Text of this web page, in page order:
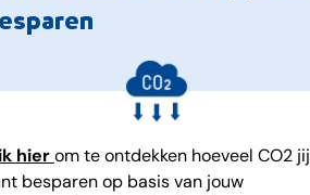
hierom te ontdekken hoeveel CO2 jij
besparen op basis van jouw